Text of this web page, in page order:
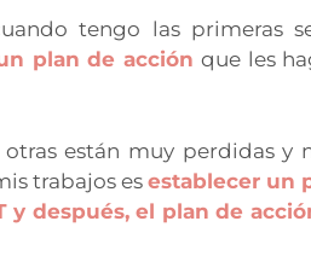
tengo las primeras
plan de acciónque les
están muy perdidas y
trabajos esestablecer un
y después, el plan de